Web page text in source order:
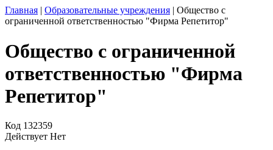
Главная | Образовательные учреждения | Общество с
ограниченной ответственностью "Фирма Репетитор"
Общество с ограниченной
ответственностью "Фирма
Репетитор"
Код 132359
Действует Нет